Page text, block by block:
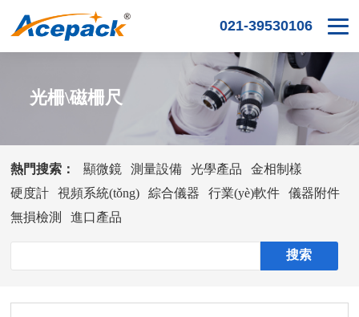
021-39530106
光柵\磁柵尺
熱門搜索： 顯微鏡 測量設備 光學產品
金相制樣
硬度計
視頻系統(tǒng) 綜合儀器 行業(yè)軟件
儀器附件
無損檢測
進口產品